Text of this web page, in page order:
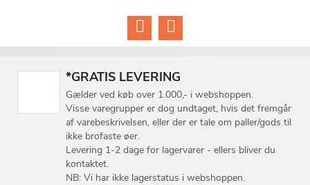
*GRATIS LEVERING
Gælder ved køb over 1.000,- i webshoppen.
Visse varegrupper er dog undtaget, hvis det fremgår
af varebeskrivelsen, eller der er tale om paller/gods til
ikke brofaste øer.
Levering 1-2 dage for lagervarer - ellers bliver du
kontaktet.
NB: Vi har ikke lagerstatus i webshoppen.